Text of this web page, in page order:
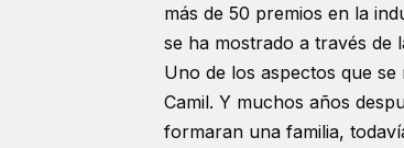
más de 50 premios en la
se ha mostrado a través de
Uno de los aspectos que
Camil. Y muchos años
formaran una familia,